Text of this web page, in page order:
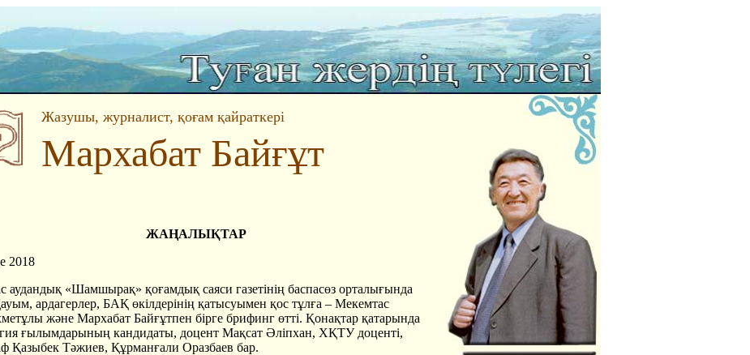
Жазушы, журналист, қоғам қайраткері
Мархабат Байғұт
ЖАҢАЛЫҚТАР
2018
аудандық «Шамшырақ» қоғамдық саяси газетінің баспасөз орталығында
ардагерлер, БАҚ өкілдерінің қатысуымен қос тұлға – Мекемтас
және Мархабат Байғұтпен бірге брифинг өтті. Қонақтар қатарында
ғылымдарының кандидаты, доцент Мақсат Әліпхан, ХҚТУ доценті,
Қазыбек Тәжиев, Құрманғали Оразбаев бар.